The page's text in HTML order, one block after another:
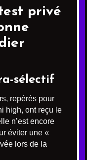
privé
sélectif
repérés pour
high, ont reçu le
n’est encore
éviter une «
lors de la